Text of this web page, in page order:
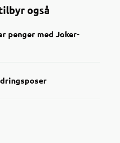
også
penger med Joker-